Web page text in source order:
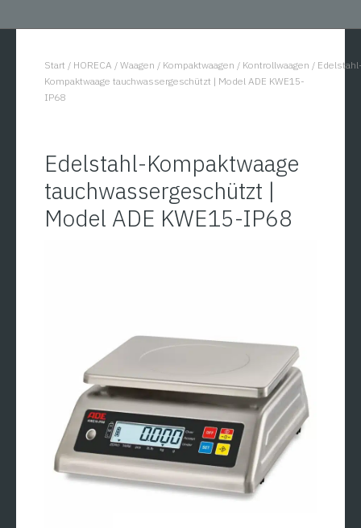
You are here:
Start / HORECA / Waagen / Kompaktwaagen / Kontrollwaagen /
Kompaktwaage tauchwassergeschützt | Model ADE KWE15-
IP68
Edelstahl-Kompaktwaage
tauchwassergeschützt |
Model ADE KWE15-IP68